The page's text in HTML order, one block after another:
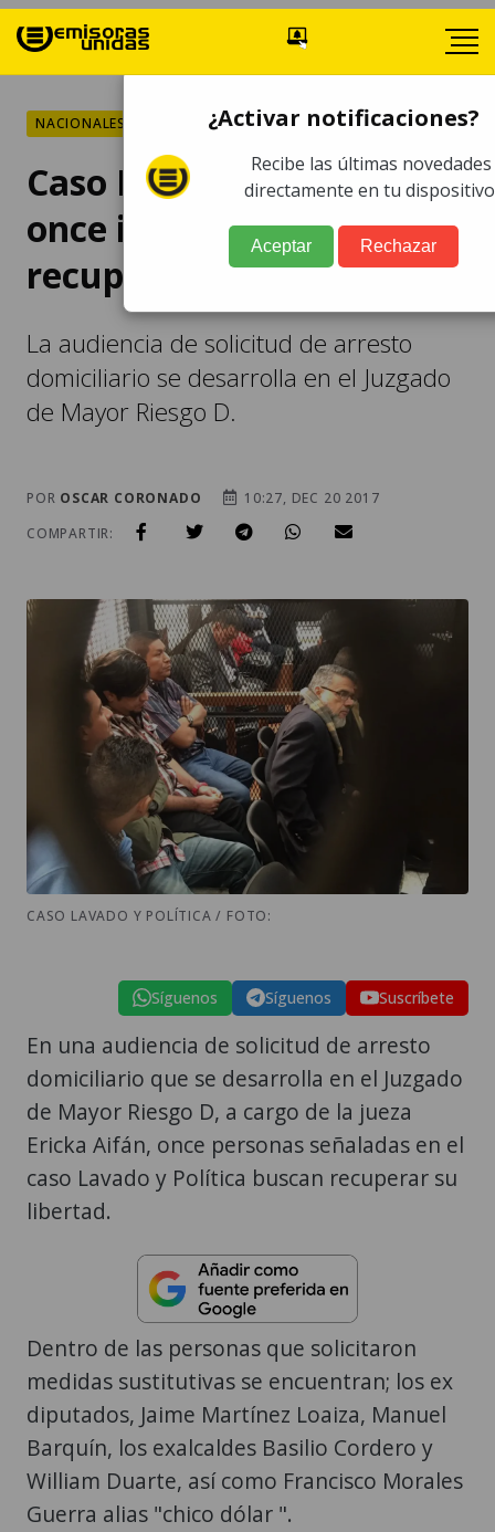
NACIONALES
Caso Lavado y Política:
once implicados buscan
recuperar su libertad
La audiencia de solicitud de arresto
domiciliario se desarrolla en el Juzgado
de Mayor Riesgo D.
POR OSCAR CORONADO
10:27, DEC 20 2017
COMPARTIR:
CASO LAVADO Y POLÍTICA / FOTO:
Síguenos Síguenos Suscríbete
En una audiencia de solicitud de arresto
domiciliario que se desarrolla en el Juzgado
de Mayor Riesgo D, a cargo de la jueza
Ericka Aifán, once personas señaladas en el
caso Lavado y Política buscan recuperar su
libertad.
Dentro de las personas que solicitaron
medidas sustitutivas se encuentran; los ex
diputados, Jaime Martínez Loaiza, Manuel
Barquín, los exalcaldes Basilio Cordero y
William Duarte, así como Francisco Morales
Guerra alias "chico dólar ".
¿Activar notificaciones?
Recibe las últimas novedades
directamente en tu
Aceptar Rechazar